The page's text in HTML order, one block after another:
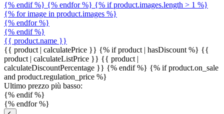
{% endif %} {% endfor %} {% if product.images.length > 1 %}
{% for image in product.images %}
{% endfor %}
{% endif %}
{{ product.name }}
{{ product | calculatePrice }} {% if product | hasDiscount %} {{
product | calculateListPrice }} {{ product |
calculateDiscountPercentage }} {% endif %} {% if product.on_sale
and product.regulation_price %}
Ultimo prezzo più basso:
{% endif %}
{% endfor %}